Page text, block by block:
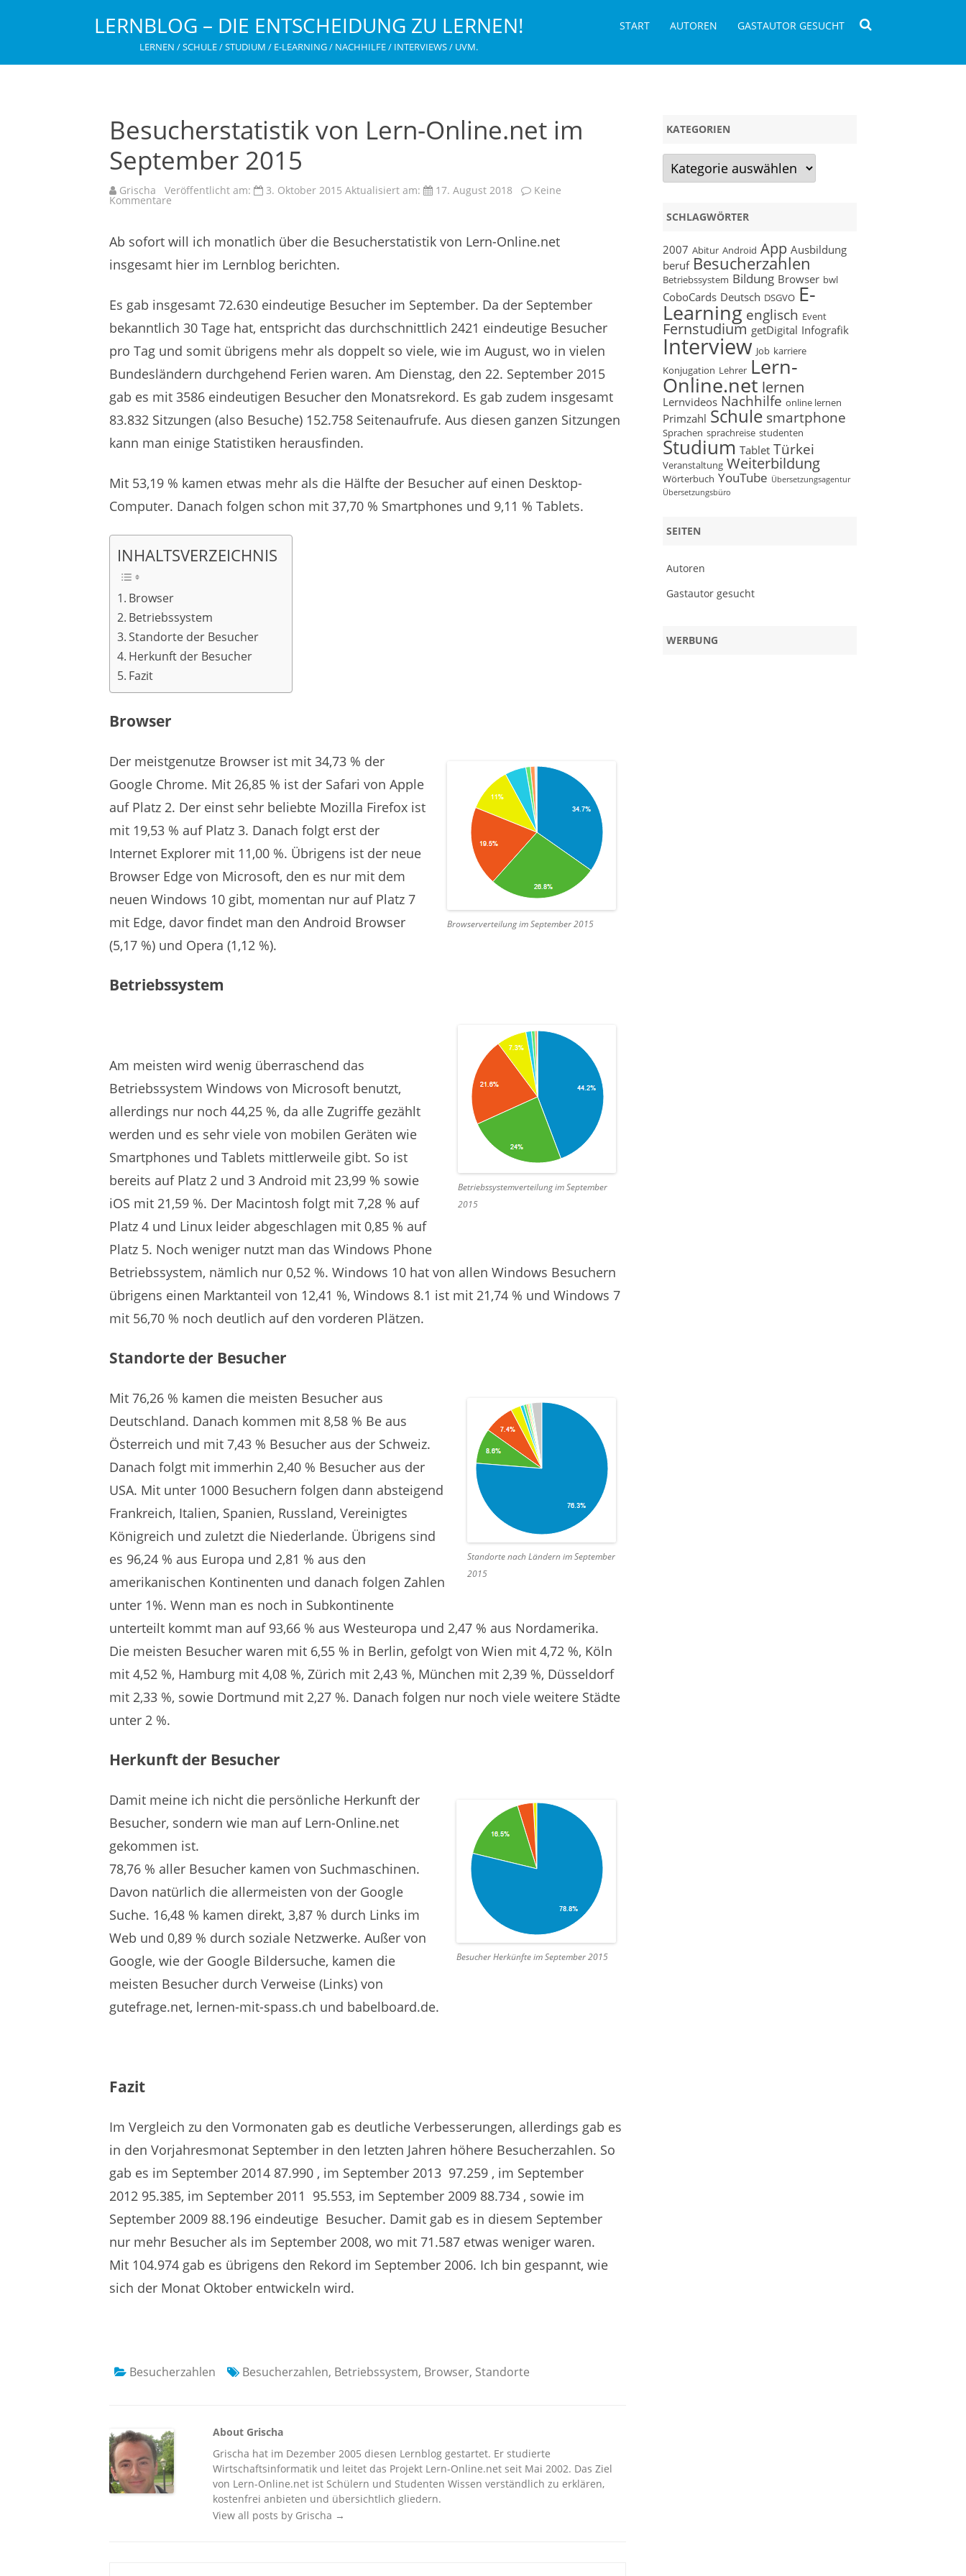
LERNBLOG – DIE ENTSCHEIDUNG ZU LERNEN!
LERNEN / SCHULE / STUDIUM / E-LEARNING / NACHHILFE / INTERVIEWS / UVM.
START AUTOREN GASTAUTOR GESUCHT
Besucherstatistik von Lern-Online.net im
September 2015
Grischa Veröffentlicht am: 3. Oktober 2015 Aktualisiert am: 17. August 2018 Keine
Kommentare
Online.net
im
September
2015
Ab sofort will ich monatlich über die Besucherstatistik von Lern-Online.net
insgesamt hier im Lernblog berichten.
Es gab insgesamt 72.630 eindeutige Besucher im September. Da der September
bekanntlich 30 Tage hat, entspricht das durchschnittlich 2421 eindeutige Besucher
pro Tag und somit übrigens mehr als doppelt so viele, wie im August, wo in vielen
Bundesländern durchgehend Ferien waren. Am Dienstag, den 22. September 2015
gab es mit 3586 eindeutigen Besucher den Monatsrekord. Es gab zudem insgesamt
83.832 Sitzungen (also Besuche) 152.758 Seitenaufrufe. Aus diesen ganzen Sitzungen
kann man einige Statistiken herausfinden.
Mit 53,19 % kamen etwas mehr als die Hälfte der Besucher auf einen Desktop-
Computer. Danach folgen schon mit 37,70 % Smartphones und 9,11 % Tablets.
INHALTSVERZEICHNIS
Browser
Betriebssystem
Standorte der Besucher
Herkunft der Besucher
Fazit
Browser
Browserverteilung im September 2015
Der meistgenutze Browser ist mit 34,73 % der
Google Chrome. Mit 26,85 % ist der Safari von Apple
auf Platz 2. Der einst sehr beliebte Mozilla Firefox ist
mit 19,53 % auf Platz 3. Danach folgt erst der
Internet Explorer mit 11,00 %. Übrigens ist der neue
Browser Edge von Microsoft, den es nur mit dem
neuen Windows 10 gibt, momentan nur auf Platz 7
mit Edge, davor findet man den Android Browser
(5,17 %) und Opera (1,12 %).
Betriebssystem
Betriebssystemverteilung im September
2015
Am meisten wird wenig überraschend das
Betriebssystem Windows von Microsoft benutzt,
allerdings nur noch 44,25 %, da alle Zugriffe gezählt
werden und es sehr viele von mobilen Geräten wie
Smartphones und Tablets mittlerweile gibt. So ist
bereits auf Platz 2 und 3 Android mit 23,99 % sowie
iOS mit 21,59 %. Der Macintosh folgt mit 7,28 % auf
Platz 4 und Linux leider abgeschlagen mit 0,85 % auf
Platz 5. Noch weniger nutzt man das Windows Phone
Betriebssystem, nämlich nur 0,52 %. Windows 10 hat von allen Windows Besuchern
übrigens einen Marktanteil von 12,41 %, Windows 8.1 ist mit 21,74 % und Windows 7
mit 56,70 % noch deutlich auf den vorderen Plätzen.
Standorte der Besucher
Standorte nach Ländern im September
2015
Mit 76,26 % kamen die meisten Besucher aus
Deutschland. Danach kommen mit 8,58 % Be aus
Österreich und mit 7,43 % Besucher aus der Schweiz.
Danach folgt mit immerhin 2,40 % Besucher aus der
USA. Mit unter 1000 Besuchern folgen dann absteigend
Frankreich, Italien, Spanien, Russland, Vereinigtes
Königreich und zuletzt die Niederlande. Übrigens sind
es 96,24 % aus Europa und 2,81 % aus den
amerikanischen Kontinenten und danach folgen Zahlen
unter 1%. Wenn man es noch in Subkontinente
unterteilt kommt man auf 93,66 % aus Westeuropa und 2,47 % aus Nordamerika.
Die meisten Besucher waren mit 6,55 % in Berlin, gefolgt von Wien mit 4,72 %, Köln
mit 4,52 %, Hamburg mit 4,08 %, Zürich mit 2,43 %, München mit 2,39 %, Düsseldorf
mit 2,33 %, sowie Dortmund mit 2,27 %. Danach folgen nur noch viele weitere Städte
unter 2 %.
Herkunft der Besucher
Besucher Herkünfte im September 2015
Damit meine ich nicht die persönliche Herkunft der
Besucher, sondern wie man auf Lern-Online.net
gekommen ist.
78,76 % aller Besucher kamen von Suchmaschinen.
Davon natürlich die allermeisten von der Google
Suche. 16,48 % kamen direkt, 3,87 % durch Links im
Web und 0,89 % durch soziale Netzwerke. Außer von
Google, wie der Google Bildersuche, kamen die
meisten Besucher durch Verweise (Links) von
gutefrage.net, lernen-mit-spass.ch und babelboard.de.
Fazit
Im Vergleich zu den Vormonaten gab es deutliche Verbesserungen, allerdings gab es
in den Vorjahresmonat September in den letzten Jahren höhere Besucherzahlen. So
gab es im September 2014 87.990 , im September 2013 97.259 , im September
2012 95.385, im September 2011 95.553, im September 2009 88.734 , sowie im
September 2009 88.196 eindeutige Besucher. Damit gab es in diesem September
nur mehr Besucher als im September 2008, wo mit 71.587 etwas weniger waren.
Mit 104.974 gab es übrigens den Rekord im September 2006. Ich bin gespannt, wie
sich der Monat Oktober entwickeln wird.
Besucherzahlen Besucherzahlen, Betriebssystem, Browser, Standorte
About Grischa
Grischa hat im Dezember 2005 diesen Lernblog gestartet. Er studierte
Wirtschaftsinformatik und leitet das Projekt Lern-Online.net seit Mai 2002. Das Ziel
von Lern-Online.net ist Schülern und Studenten Wissen verständlich zu erklären,
kostenfrei anbieten und übersichtlich gliedern.
View all posts by Grischa →
KATEGORIEN
Kategorien
SCHLAGWÖRTER
2007 Abitur Android App Ausbildung
beruf Besucherzahlen
Betriebssystem Bildung Browser bwl
CoboCards Deutsch DSGVO E-
Learning englisch Event
Fernstudium getDigital Infografik
Interview Job karriere
Konjugation Lehrer Lern-
Online.net lernen
Lernvideos Nachhilfe online lernen
Primzahl Schule smartphone
Sprachen sprachreise studenten
Studium Tablet Türkei
Veranstaltung Weiterbildung
Wörterbuch YouTube Übersetzungsagentur
Übersetzungsbüro
SEITEN
Autoren
Gastautor gesucht
WERBUNG